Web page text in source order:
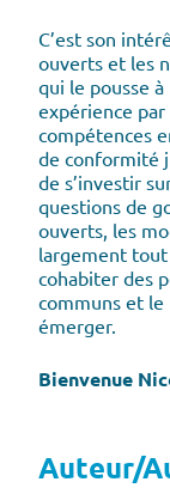
C’est son
ouverts et les
qui le pousse
expérience
compétences
de conformité
de s’investir
questions de
ouverts, les
largement
cohabiter des
communs et
émerger.
Bienvenue
Auteur/